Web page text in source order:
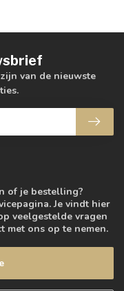
of je bestelling?
Je vindt hier
veelgestelde vragen
met ons op te nemen.
van de nieuwste